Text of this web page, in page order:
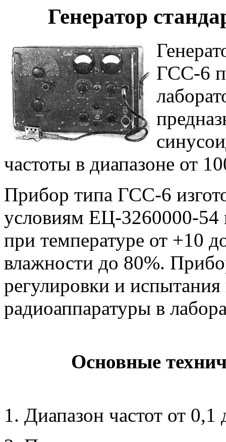
Генератор
ГСС-6
частоты в диапазоне от
Прибор типа ГСС-6
условиям ЕЦ-3260000-54
при температуре от +10
влажности до 80%.
регулировки и
радиоаппаратуры в
Основные
1. Диапазон частот от